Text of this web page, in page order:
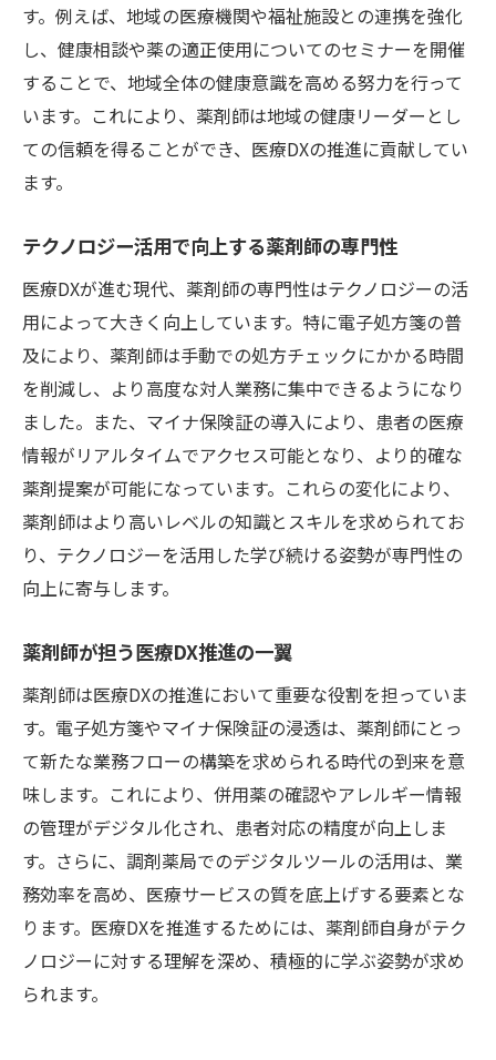
す。例えば、地域の医療機関や福祉施設との連携を強化
し、健康相談や薬の適正使用についてのセミナーを開催
することで、地域全体の健康意識を高める努力を行って
います。これにより、薬剤師は地域の健康リーダーとし
ての信頼を得ることができ、医療DXの推進に貢献してい
ます。
テクノロジー活用で向上する薬剤師の専門性
医療DXが進む現代、薬剤師の専門性はテクノロジーの活
用によって大きく向上しています。特に電子処方箋の普
及により、薬剤師は手動での処方チェックにかかる時間
を削減し、より高度な対人業務に集中できるようになり
ました。また、マイナ保険証の導入により、患者の医療
情報がリアルタイムでアクセス可能となり、より的確な
薬剤提案が可能になっています。これらの変化により、
薬剤師はより高いレベルの知識とスキルを求められてお
り、テクノロジーを活用した学び続ける姿勢が専門性の
向上に寄与します。
薬剤師が担う医療DX推進の一翼
薬剤師は医療DXの推進において重要な役割を担っていま
す。電子処方箋やマイナ保険証の浸透は、薬剤師にとっ
て新たな業務フローの構築を求められる時代の到来を意
味します。これにより、併用薬の確認やアレルギー情報
の管理がデジタル化され、患者対応の精度が向上しま
す。さらに、調剤薬局でのデジタルツールの活用は、業
務効率を高め、医療サービスの質を底上げする要素とな
ります。医療DXを推進するためには、薬剤師自身がテク
ノロジーに対する理解を深め、積極的に学ぶ姿勢が求め
られます。